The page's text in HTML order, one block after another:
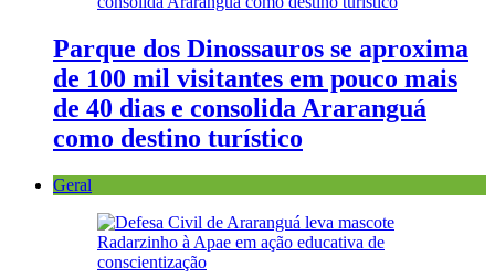
Parque dos Dinossauros se aproxima
de 100 mil visitantes em pouco mais
de 40 dias e consolida Araranguá
como destino turístico
Geral